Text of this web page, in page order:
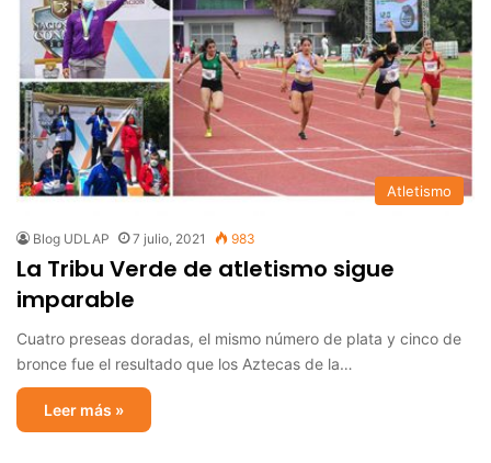
Atletismo
Blog UDLAP 7 julio, 2021 983
La Tribu Verde de atletismo sigue
imparable
Cuatro preseas doradas, el mismo número de plata y cinco de
bronce fue el resultado que los Aztecas de la…
Leer más »